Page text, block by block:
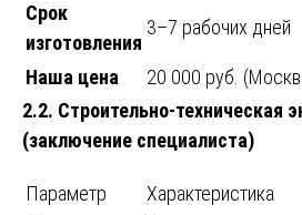
Срок
изготовления
3–7 рабочих дней
Наша цена
20 000 руб.
2.2. Строительно-техническая
(заключение специалиста)
Параметр
Характеристика